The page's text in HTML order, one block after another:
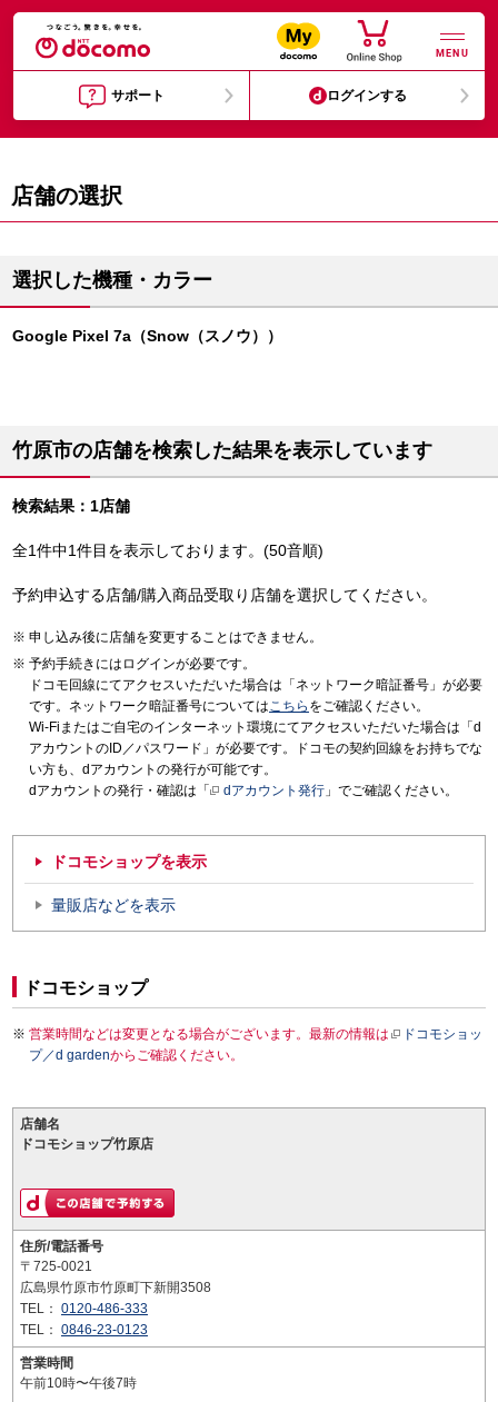
MENU
サポート ログインする
店舗の選択
選択した機種・カラー
Google Pixel 7a（Snow（スノウ））
竹原市の店舗を検索した結果を表示しています
検索結果：1店舗
全1件中1件目を表示しております。(50音順)
予約申込する店舗/購入商品受取り店舗を選択してください。
申し込み後に店舗を変更することはできません。
予約手続きにはログインが必要です。
ドコモ回線にてアクセスいただいた場合は「ネットワーク暗証番号」が必要
です。ネットワーク暗証番号についてはこちら をご確認ください。
Wi-Fiまたはご自宅のインターネット環境にてアクセスいただいた場合は「d
アカウントのID／パスワード」が必要です。ドコモの契約回線をお持ちでな
い方も、dアカウントの発行が可能です。
dアカウントの発行・確認は「
dアカウント発行 」でご確認ください。
ドコモショップを表示
量販店などを表示
ドコモショップ
営業時間などは変更となる場合がございます。最新の情報は
ドコモショッ
プ／d gardenからご確認ください。
店舗名
ドコモショップ竹原店
住所/電話番号
〒725-0021
広島県竹原市竹原町下新開3508
TEL： 0120-486-333
TEL： 0846-23-0123
営業時間
午前10時〜午後7時